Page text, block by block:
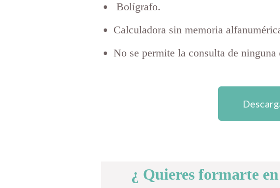
Bolígrafo.
Calculadora sin memoria
No se permite la consulta de
¿ Quieres formarte